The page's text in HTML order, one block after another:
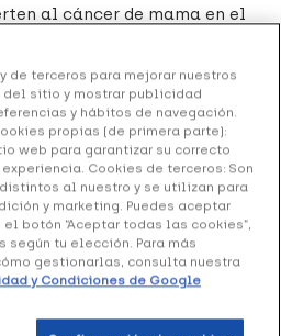
al cáncer de mama en el
de mamasuele aparecer
se da con más frecuencia en
45 y 65 años debido a los
tienen lugar durante la
sobre este tipo de cáncer
sigue siendo fundamental y
de terceros para mejorar nuestros
sitio y mostrar publicidad
y hábitos de navegación.
propias (de primera parte):
web para garantizar su correcto
Cookies de terceros: Son
al nuestro y se utilizan para
y marketing. Puedes aceptar
botón “Aceptar todas las cookies”,
según tu elección. Para más
gestionarlas, consulta nuestra
y Condiciones de Google